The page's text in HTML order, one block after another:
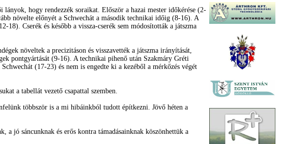
hogy rendezzék soraikat. Először a hazai mester időkérése (2-
növelte előnyét a Schwechát a második technikai időig (8-16). A
Cserék és később a vissza-cserék sem módosították a játszma
növeltek a precizitáson és visszavették a játszma irányítását,
pontgyártását (9-16). A technikai pihenő után Szakmáry Gréti
(17-23) és nem is engedte ki a kezéből a mérkőzés végét
a tabellát vezető csapattal szemben.
többször is a mi hibáinkból tudott építkezni. Jövő héten a
jó sáncunknak és erős kontra támadásainknak köszönhettük a